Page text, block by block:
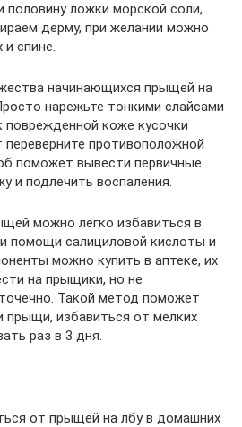
половину ложки морской соли,
дерму, при желании можно
и спине.
начинающихся прыщей на
нарежьте тонкими слайсами
поврежденной коже кусочки
противоположной
поможет вывести первичные
и подлечить воспаления.
можно легко избавиться в
помощи салициловой кислоты и
можно купить в аптеке, их
на прыщики, но не
Такой метод поможет
прыщи, избавиться от мелких
раз в 3 дня.
от прыщей на лбу в домашних